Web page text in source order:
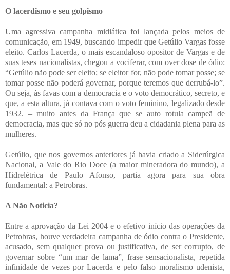
O lacerdismo e seu golpismo
Uma agressiva campanha midiática foi lançada pelos meios de
comunicação, em 1949, buscando impedir que Getúlio Vargas fosse
eleito. Carlos Lacerda, o mais escandaloso opositor de Vargas e de
suas teses nacionalistas, chegou a vociferar, com over dose de ódio:
“Getúlio não pode ser eleito; se eleitor for, não pode tomar posse; se
tomar posse não poderá governar, porque teremos que derrubá-lo”.
Ou seja, às favas com a democracia e o voto democrático, secreto, e
que, a esta altura, já contava com o voto feminino, legalizado desde
1932. – muito antes da França que se auto rotula campeã de
democracia, mas que só no pós guerra deu a cidadania plena para as
mulheres.
Getúlio, que nos governos anteriores já havia criado a Siderúrgica
Nacional, a Vale do Rio Doce (a maior mineradora do mundo), a
Hidrelétrica de Paulo Afonso, partia agora para sua obra
fundamental: a Petrobras.
A Não Noticia?
Entre a aprovação da Lei 2004 e o efetivo início das operações da
Petrobras, houve verdadeira campanha de ódio contra o Presidente,
acusado, sem qualquer prova ou justificativa, de ser corrupto, de
governar sobre “um mar de lama”, frase sensacionalista, repetida
infinidade de vezes por Lacerda e pelo falso moralismo udenista,